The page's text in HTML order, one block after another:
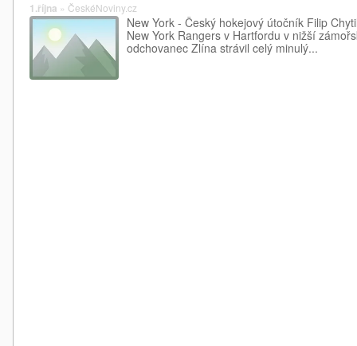
1.října » ČeskéNoviny.cz
New York - Český hokejový útočník Filip
New York Rangers v Hartfordu v nižší
odchovanec Zlína strávil celý minulý...